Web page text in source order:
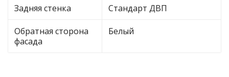
Задняя стенка Стандарт ДВП
Обратная сторона
фасада
Белый